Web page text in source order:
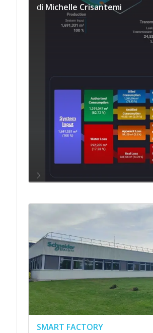
di Michelle Crisantemi
SMART FACTORY